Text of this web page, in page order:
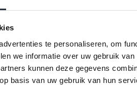
te personaliseren, om
we informatie over uw gebruik
kunnen deze gegevens
basis van uw gebruik van hun